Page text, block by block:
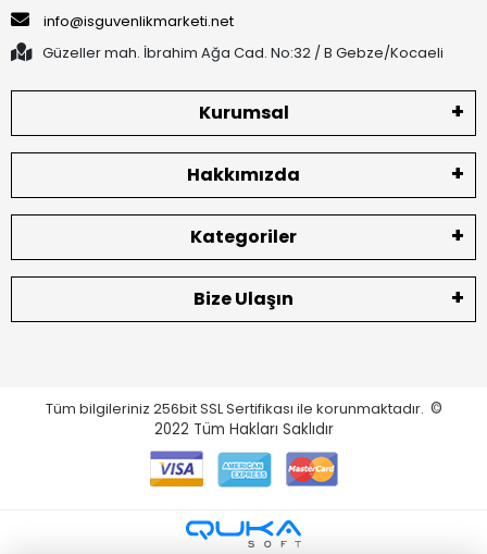
info@isguvenlikmarketi.net
Güzeller mah. İbrahim Ağa Cad. No:32 / B Gebze/Kocaeli
Kurumsal
Hakkımızda
Kategoriler
Bize Ulaşın
Tüm bilgileriniz 256bit SSL Sertifikası ile korunmaktadır. ©
2022 Tüm Hakları Saklıdır